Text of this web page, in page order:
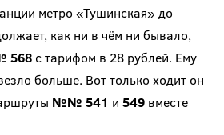
метро «Тушинская» до
как ни в чём ни бывало,
568с тарифом в 28 рублей. Ему
больше. Вот только ходит он
№№ 541 и 549вместе